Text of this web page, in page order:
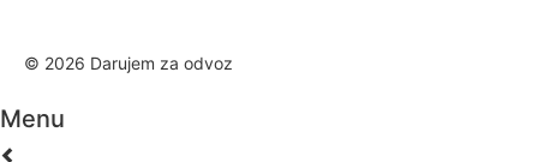
© 2026 Darujem za odvoz
Menu